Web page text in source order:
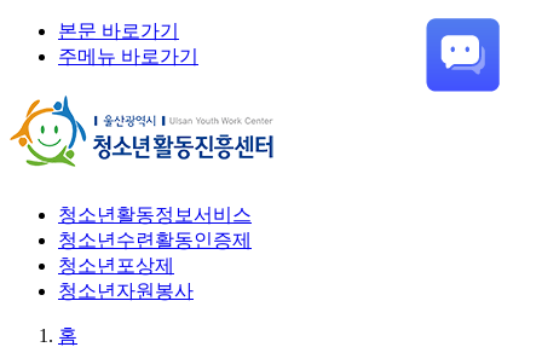
본문 바로가기
주메뉴 바로가기
청소년활동정보서비스
청소년수련활동인증제
청소년포상제
청소년자원봉사
홈